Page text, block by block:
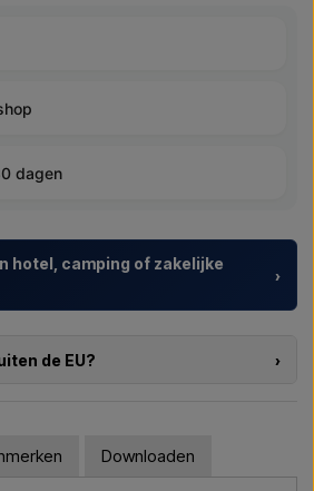
dagen
hotel, camping of zakelijke
›
tot de juiste installatie.
met ons op – we reageren snel.
→ Bel ons →
de EU?
›
In plaats daarvan kunt u
en een prijs ontvangen inclusief
Downloaden